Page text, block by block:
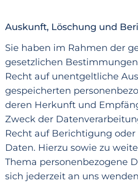
Auskunft, Löschung und
Sie haben im Rahmen der
gesetzlichen
Recht auf unentgeltliche
gespeicherten
deren Herkunft und
Zweck der
Recht auf Berichtigung
Daten. Hierzu sowie zu
Thema personenbezogene
sich jederzeit an uns